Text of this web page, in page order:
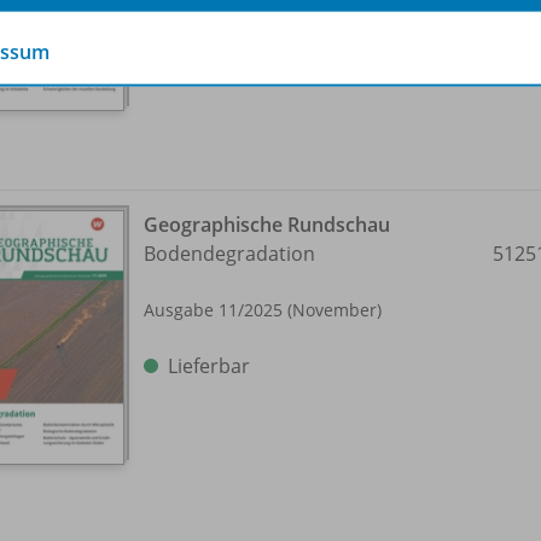
Lieferbar
Geographische Rundschau
Bodendegradation
Ausgabe 11/2025 (November)
Lieferbar